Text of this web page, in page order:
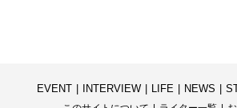
EVENT INTERVIEW LIFE NEWS